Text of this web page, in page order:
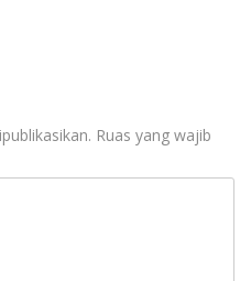
Ruas yang wajib